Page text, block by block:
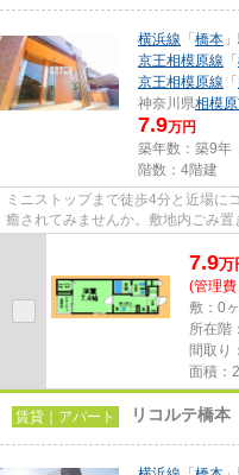
横浜線 「 橋本
京王相模原線 「
京王相模原線 「
神奈川県相模
7.9万円
築年数：築9年
階数：4階建
ミニストップまで徒歩4分と近場に
癒されてみませんか。敷地内ごみ
7.9万
(管理
敷：0
所在階
間取り
面積：
賃貸｜アパート リコルテ橋本